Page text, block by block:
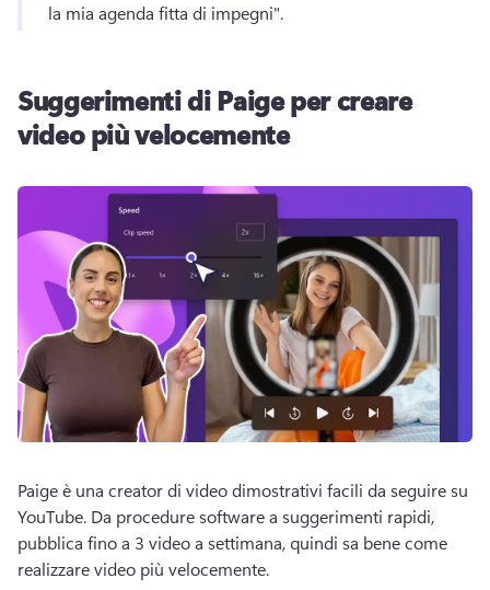
la mia agenda fitta di impegni".
Suggerimenti di Paige per creare
video più velocemente
Paige è una creator di video dimostrativi facili da seguire su
YouTube. Da procedure software a suggerimenti rapidi,
pubblica fino a 3 video a settimana, quindi sa bene come
realizzare video più velocemente.